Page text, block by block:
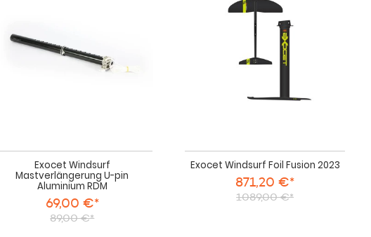
Exocet Windsurf
Mastverlängerung U-pin
Aluminium RDM
69,00 €*
89,00 €*
Exocet Windsurf Foil Fusion 2023
871,20 €*
1089,00 €*